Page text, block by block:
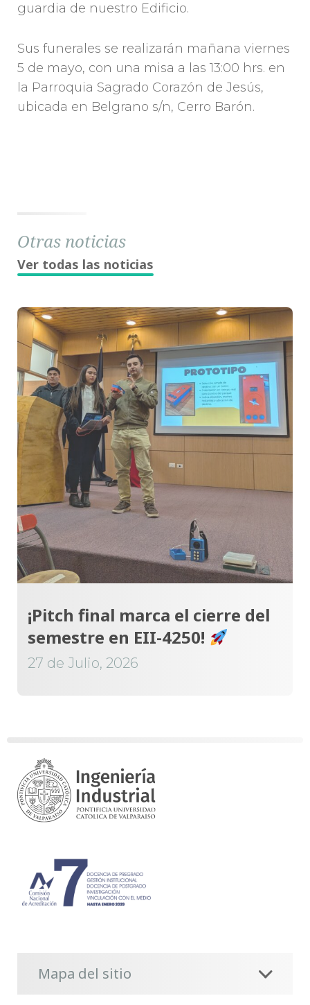
guardia de nuestro Edificio.
Sus funerales se realizarán mañana viernes
5 de mayo, con una misa a las 13:00 hrs. en
la Parroquia Sagrado Corazón de Jesús,
ubicada en Belgrano s/n, Cerro Barón.
Otras noticias
Ver todas las noticias
¡Pitch final marca el cierre del
semestre en EII-4250!
27 de Julio, 2026
Mapa del sitio